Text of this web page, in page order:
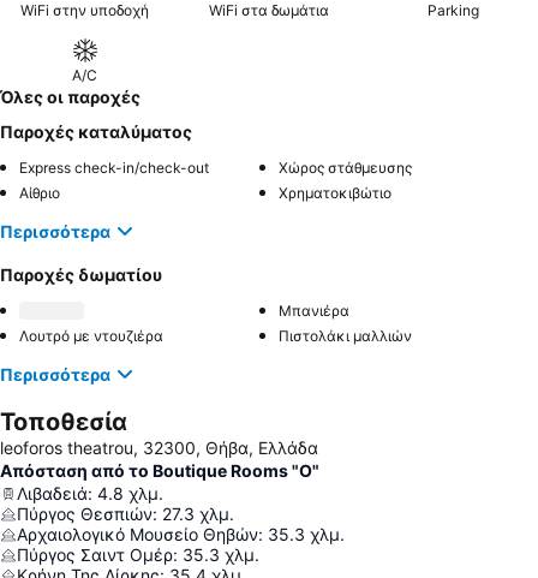
WiFi στην υποδοχή WiFi στα δωμάτια Parking
A/C
Όλες οι παροχές
Παροχές καταλύματος
Express check-in/check-out
Χώρος στάθμευσης
Αίθριο
Χρηματοκιβώτιο
Περισσότερα
Παροχές δωματίου
Μπανιέρα
Λουτρό με ντουζιέρα
Πιστολάκι μαλλιών
Περισσότερα
Τοποθεσία
leoforos theatrou, 32300, Θήβα, Ελλάδα
Απόσταση από το Boutique Rooms "O"
Λιβαδειά: 4.8 χλμ.
Πύργος Θεσπιών: 27.3 χλμ.
Αρχαιολογικό Μουσείο Θηβών: 35.3 χλμ.
Πύργος Σαιντ Ομέρ: 35.3 χλμ.